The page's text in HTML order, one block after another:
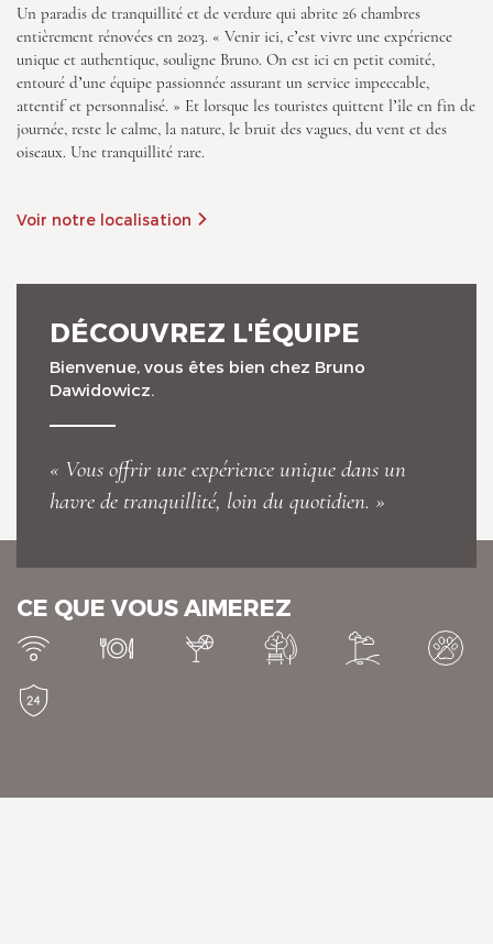
Un paradis de tranquillité et de verdure qui abrite 26 chambres
entièrement rénovées en 2023. « Venir ici, c’est vivre une expérience
unique et authentique, souligne Bruno. On est ici en petit comité,
entouré d’une équipe passionnée assurant un service impeccable,
attentif et personnalisé. » Et lorsque les touristes quittent l’île en fin de
journée, reste le calme, la nature, le bruit des vagues, du vent et des
oiseaux. Une tranquillité rare.
Voir notre localisation
DÉCOUVREZ L'ÉQUIPE
Bienvenue, vous êtes bien chez Bruno
Dawidowicz.
« Vous offrir une expérience unique dans un
havre de tranquillité, loin du quotidien. »
CE QUE VOUS AIMEREZ
Les Maisons de Tatihou, The
Originals Relais
Originals Relais
Originals Relais